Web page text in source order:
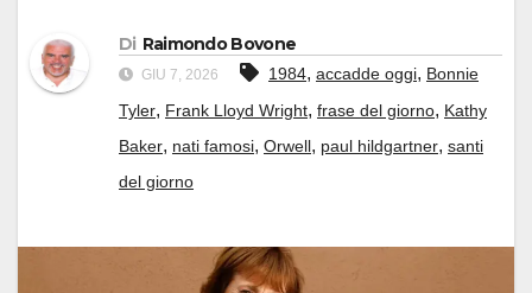
Di Raimondo Bovone
GIU 7, 2026 1984, accadde oggi, Bonnie
Tyler, Frank Lloyd Wright, frase del giorno, Kathy
Baker, nati famosi, Orwell, paul hildgartner, santi
del giorno